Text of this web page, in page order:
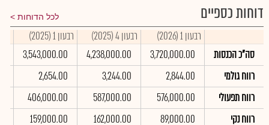
דוחות כספיים לכל הדוחות
רבעון 1 (2026) רבעון 4 (2025) רבעון 1 (2025)
סה"כ הכנסות
3,720,000.00
4,238,000.00
3,543,000.00
רווח גולמי
2,844.00
3,244.00
2,654.00
רווח תפעולי
576,000.00
587,000.00
406,000.00
רווח נקי
89,000.00
162,000.00
159,000.00